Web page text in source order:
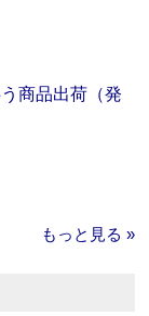
商品出荷（発
もっと見る »